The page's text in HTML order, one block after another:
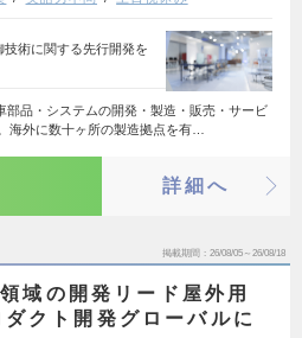
術に関する先行開発を
部品・システムの開発・製造・販売・サービ
海外に数十ヶ所の製造拠点を有…
詳細へ
掲載期間 26/08/05～26/08/18
域の開発リード屋外用
クト開発グローバルに